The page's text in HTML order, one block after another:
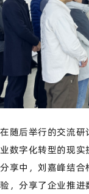
在随后举行的交流研
业数字化转型的现实
分享中，刘嘉峰结合
验，分享了企业推进